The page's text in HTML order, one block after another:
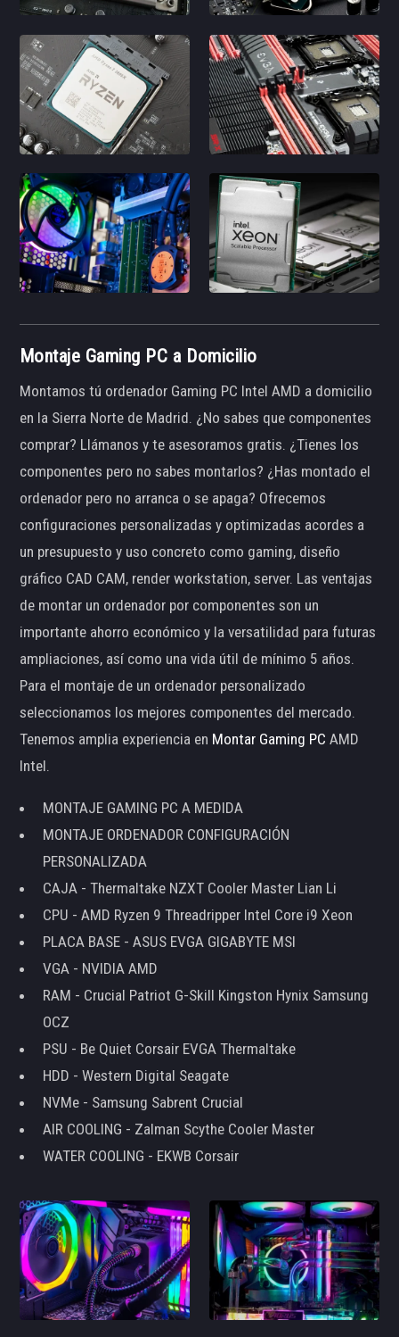
Montaje Gaming PC a Domicilio
Montamos tú ordenador Gaming PC Intel AMD a domicilio
en la Sierra Norte de Madrid. ¿No sabes que componentes
comprar? Llámanos y te asesoramos gratis. ¿Tienes los
componentes pero no sabes montarlos? ¿Has montado el
ordenador pero no arranca o se apaga? Ofrecemos
configuraciones personalizadas y optimizadas acordes a
un presupuesto y uso concreto como gaming, diseño
gráfico CAD CAM, render workstation, server. Las ventajas
de montar un ordenador por componentes son un
importante ahorro económico y la versatilidad para futuras
ampliaciones, así como una vida útil de mínimo 5 años.
Para el montaje de un ordenador personalizado
seleccionamos los mejores componentes del mercado.
Tenemos amplia experiencia en Montar Gaming PC AMD
Intel.
MONTAJE GAMING PC A MEDIDA
MONTAJE ORDENADOR CONFIGURACIÓN
PERSONALIZADA
CAJA - Thermaltake NZXT Cooler Master Lian Li
CPU - AMD Ryzen 9 Threadripper Intel Core i9 Xeon
PLACA BASE - ASUS EVGA GIGABYTE MSI
VGA - NVIDIA AMD
RAM - Crucial Patriot G-Skill Kingston Hynix Samsung
OCZ
PSU - Be Quiet Corsair EVGA Thermaltake
HDD - Western Digital Seagate
NVMe - Samsung Sabrent Crucial
AIR COOLING - Zalman Scythe Cooler Master
WATER COOLING - EKWB Corsair